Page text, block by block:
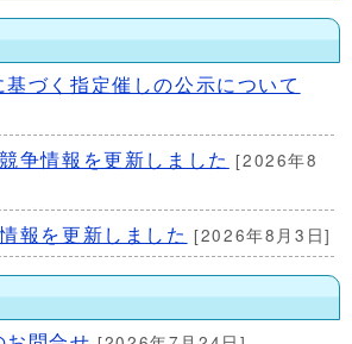
づく指定催しの公示について
争情報を更新しました [2026年8
報を更新しました [2026年8月3日]